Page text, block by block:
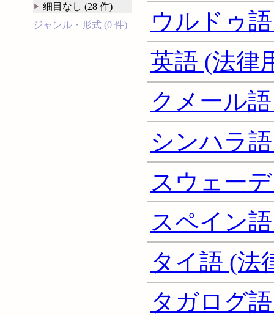
細目なし (28 件)
ジャンル・形式 (0 件)
ウルドゥ
英語 (法律
クメール
シンハラ
スウェー
スペイン
タイ語 (法
タガログ